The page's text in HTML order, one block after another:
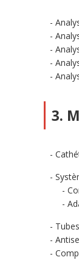
3.